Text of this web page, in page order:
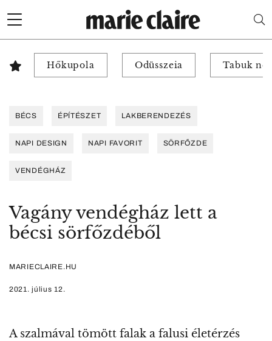
Hőkupola Odüsszeia Tabuk
BÉCS ÉPÍTÉSZET LAKBERENDEZÉS
NAPI DESIGN NAPI FAVORIT SÖRFŐZDE
VENDÉGHÁZ
Vagány vendégház lett a
bécsi sörfőzdéből
MARIECLAIRE.HU
2021. július 12.
A szalmával tömött falak a falusi életérzés